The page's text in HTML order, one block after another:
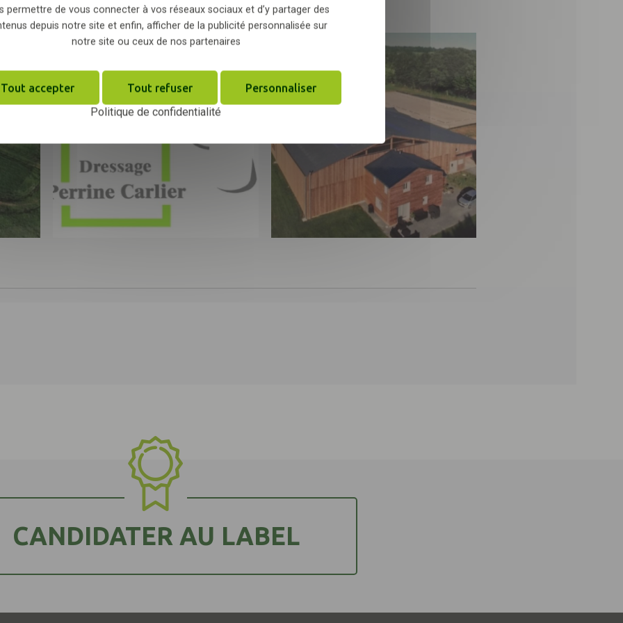
CANDIDATER AU LABEL
permettre de vous connecter à vos réseaux sociaux et d’y partager des
depuis notre site et enfin, afficher de la publicité personnalisée sur
notre site ou ceux de nos partenaires
Tout accepter Tout refuser Personnaliser
Politique de confidentialité